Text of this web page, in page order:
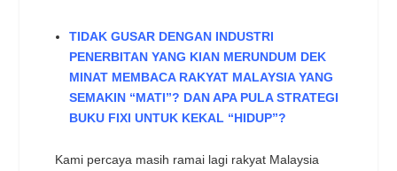
TIDAK GUSAR DENGAN INDUSTRI
PENERBITAN YANG KIAN MERUNDUM DEK
MINAT MEMBACA RAKYAT MALAYSIA YANG
SEMAKIN “MATI”? DAN APA PULA STRATEGI
BUKU FIXI UNTUK KEKAL “HIDUP”?
Kami percaya masih ramai lagi rakyat Malaysia